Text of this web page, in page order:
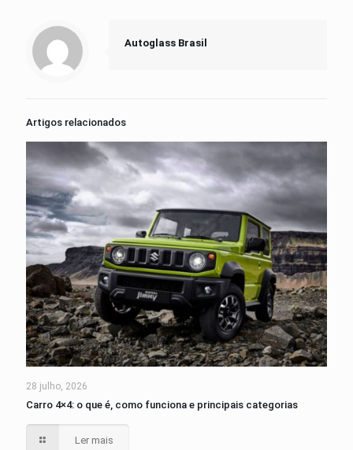
Autoglass Brasil
Artigos relacionados
28 julho, 2026
Carro 4×4: o que é, como funciona e principais categorias
Ler mais